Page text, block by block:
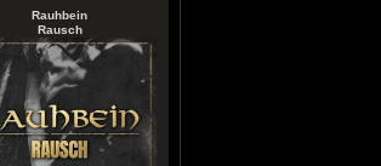
Rauhbein
Rausch